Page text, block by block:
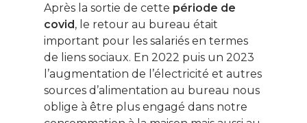
Après la sortie de cette période de
covid, le retour au bureau était
important pour les salariés en termes
de liens sociaux. En 2022 puis un 2023
l’augmentation de l’électricité et autres
sources d’alimentation au bureau nous
oblige à être plus engagé dans notre